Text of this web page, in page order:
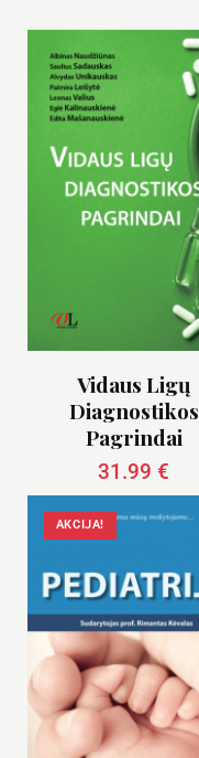
Vidaus Ligų
Diagnostikos
Pagrindai
31.99 €
AKCIJA!